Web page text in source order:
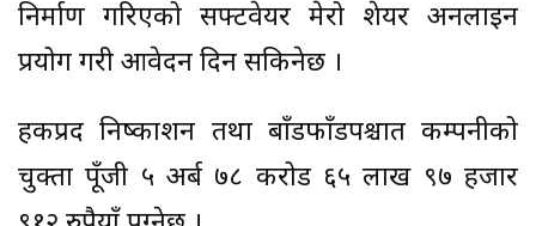
निर्माण गरिएको सफ्टवेयर मेरो शेयर अनलाइन
प्रयोग गरी आवेदन दिन सकिनेछ ।
हकप्रद निष्काशन तथा बाँडफाँडपश्चात कम्पनीको
चुक्ता पूँजी ५ अर्ब ७८ करोड ६५ लाख ९७ हजार